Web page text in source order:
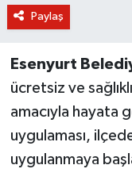
Paylaş
Esenyurt
ücretsiz ve
amacıyla hayata
uygulaması,
uygulanmaya